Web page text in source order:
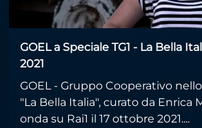
GOEL a Speciale TG1 - La Bella
2021
GOEL - Gruppo Cooperativo nello
"La Bella Italia", curato da Enrica
onda su Rai1 il 17 ottobre 2021....